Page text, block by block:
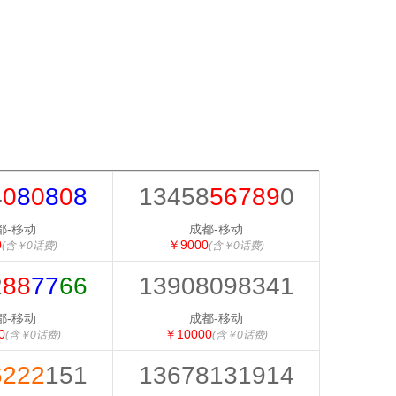
080808
-移动
(含￥0话费)
13458567890
成都-移动
￥9000(含￥0话费)
887766
-移动
(含￥0话费)
13908098341
成都-移动
￥10000(含￥0话费)
222151 13678131914